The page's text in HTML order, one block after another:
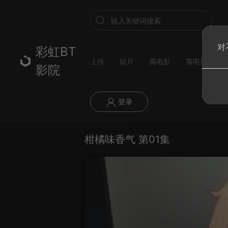
彩虹BT
影院
上传 短片 腐电影 腐电视剧
登录
柑橘味香气 第01集
对